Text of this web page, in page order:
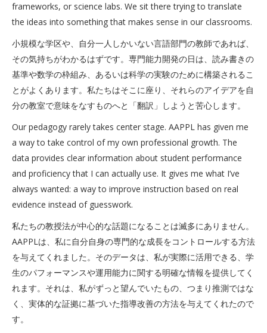
frameworks, or science labs. We sit there trying to translate
the ideas into something that makes sense in our classrooms.
小規模な学区や、自分一人しかいない言語部門の教師であれば、
その気持ちがわかるはずです。専門能力開発の日は、読み書きの
基準や数学の枠組み、あるいは科学の実験のために構築されるこ
とがよくあります。私たちはそこに座り、それらのアイデアを自
分の教室で意味をなすものへと「翻訳」しようと苦心します。
Our pedagogy rarely takes center stage. AAPPL has given me
a way to take control of my own professional growth. The
data provides clear information about student performance
and proficiency that I can actually use. It gives me what I’ve
always wanted: a way to improve instruction based on real
evidence instead of guesswork.
私たちの教授法が中心的な話題になることは滅多にありません。
AAPPLは、私に自分自身の専門的な成長をコントロールする方法
を与えてくれました。そのデータは、私が実際に活用できる、学
生のパフォーマンスや運用能力に関する明確な情報を提供してく
れます。それは、私がずっと望んでいたもの、つまり推測ではな
く、実体的な証拠に基づいた指導改善の方法を与えてくれたので
す。